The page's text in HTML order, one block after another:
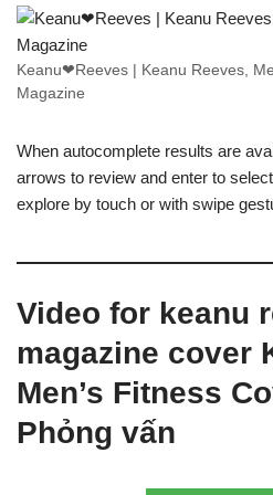
Keanu❤Reeves | Keanu Reeves,
Magazine
When autocomplete results are
arrows to review and enter to
explore by touch or with swipe
Video for keanu
magazine cover
Men’s Fitness
Phỏng vấn